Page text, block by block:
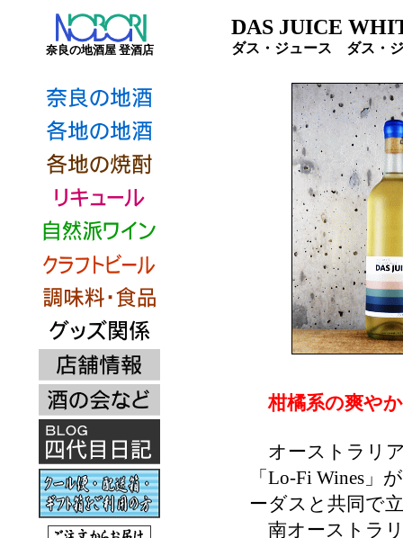
奈良の地酒屋 登酒店
DAS JUICE
ダス・ジュース ダス
柑橘系の爽や
オーストラリ
「Lo-Fi Wines」
ーダスと共同で
南オーストラ